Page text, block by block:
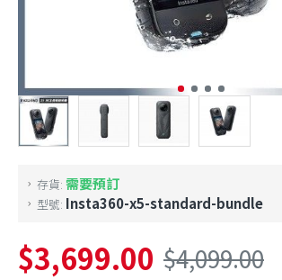
存貨: 需要預訂
型號: Insta360-x5-standard-bundle
$3,699.00 $4,099.00